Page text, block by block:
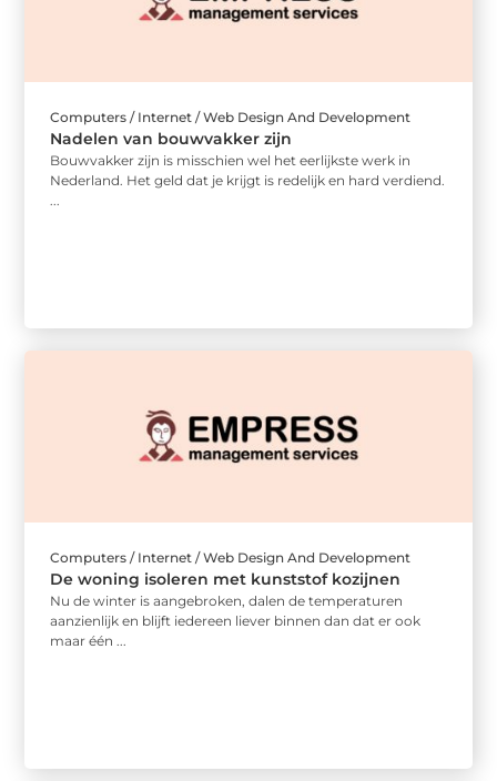
Computers / Internet / Web Design And Development
Nadelen van bouwvakker zijn
Bouwvakker zijn is misschien wel het eerlijkste werk in
Nederland. Het geld dat je krijgt is redelijk en hard verdiend.
Computers / Internet / Web Design And Development
De woning isoleren met kunststof kozijnen
Nu de winter is aangebroken, dalen de temperaturen
aanzienlijk en blijft iedereen liever binnen dan dat er ook
maar één ...